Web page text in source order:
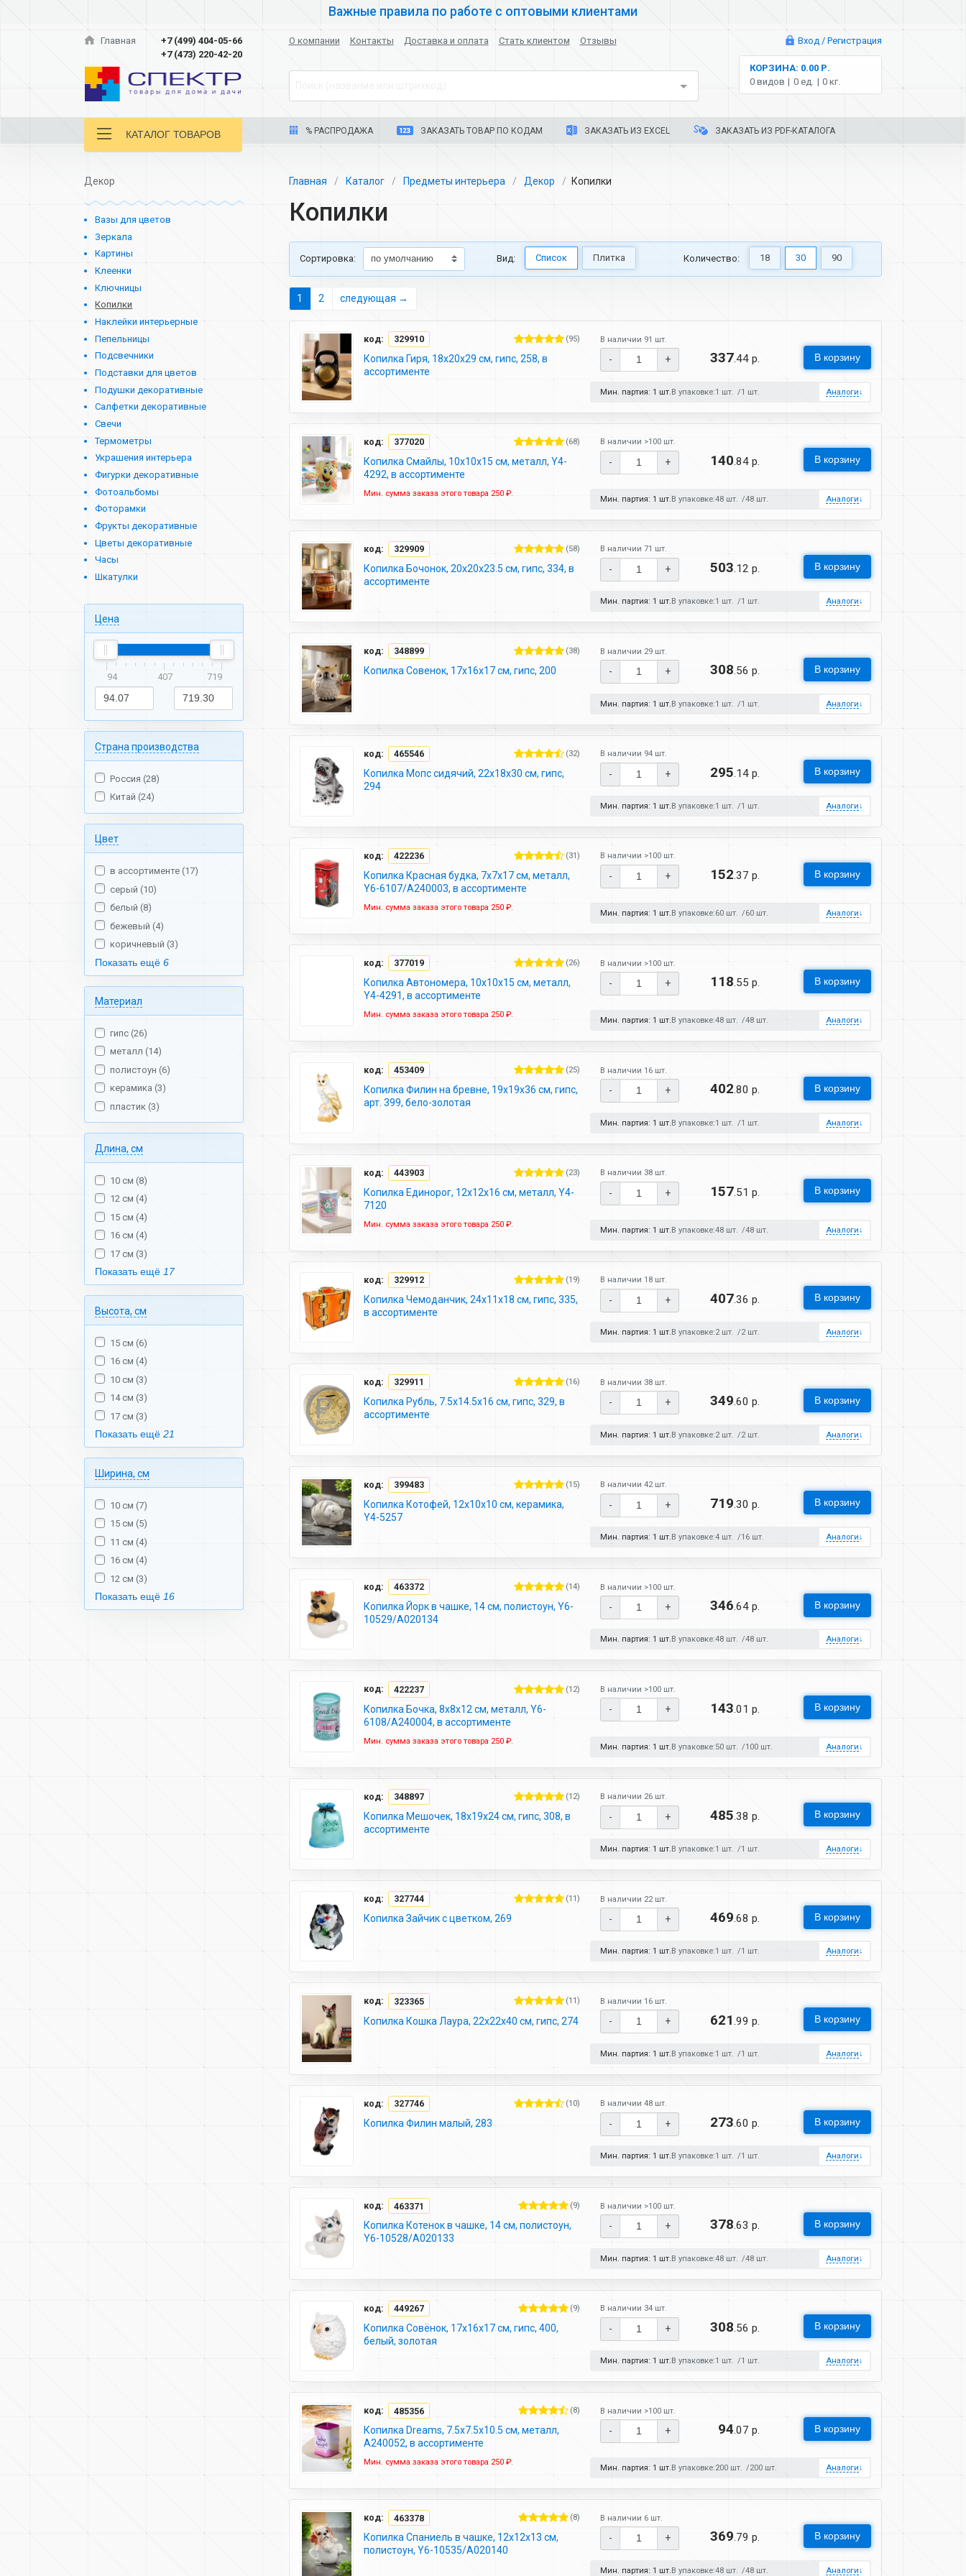
Важные правила по работе с оптовыми клиентами
Главная
+7 (499) 404-05-66
+7 (473) 220-42-20
О компании Контакты Доставка и оплата Стать клиентом Отзывы Вход / Регистрация
КОРЗИНА: 0.00 Р.
0 видов
0 ед. 0 кг.
КАТАЛОГ ТОВАРОВ % РАСПРОДАЖА ЗАКАЗАТЬ ТОВАР ПО КОДАМ ЗАКАЗАТЬ ИЗ EXCEL ЗАКАЗАТЬ ИЗ PDF-КАТАЛОГА
Декор
Вазы для цветов
Зеркала
Картины
Клеенки
Ключницы
Копилки
Наклейки интерьерные
Пепельницы
Подсвечники
Подставки для цветов
Подушки декоративные
Салфетки декоративные
Свечи
Термометры
Украшения интерьера
Фигурки декоративные
Фотоальбомы
Фоторамки
Фрукты декоративные
Цветы декоративные
Часы
Шкатулки
Цена
94 407 719
Страна производства
Россия (28)
Китай (24)
Цвет
в ассортименте (17)
серый (10)
белый (8)
бежевый (4)
коричневый (3)
Показать ещё 6
Материал
гипс (26)
металл (14)
полистоун (6)
керамика (3)
пластик (3)
Длина, см
10 см (8)
12 см (4)
15 см (4)
16 см (4)
17 см (3)
Показать ещё 17
Высота, см
15 см (6)
16 см (4)
10 см (3)
14 см (3)
17 см (3)
Показать ещё 21
Ширина, см
10 см (7)
15 см (5)
11 см (4)
16 см (4)
12 см (3)
Показать ещё 16
Главная Каталог Предметы интерьера Декор Копилки
Копилки
Cортировка: Вид: Список Плитка Количество: 18 30 90
1 2 следующая →
код: 329910 (95)
Копилка Гиря, 18х20х29 см, гипс, 258, в
ассортименте
В наличии 91 шт.
- + 337.44 р. В корзину
Мин. партия: 1 шт. В упаковке:1 шт. 1 шт. Аналоги↓
код: 377020 (68)
Копилка Смайлы, 10х10х15 см, металл, Y4-
4292, в ассортименте
Мин. сумма заказа этого товара 250 ₽.
В наличии >100 шт.
- + 140.84 р. В корзину
Мин. партия: 1 шт.В упаковке:48 шт. 48 шт. Аналоги↓
код: 329909 (58)
Копилка Бочонок, 20х20х23.5 см, гипс, 334, в
ассортименте
В наличии 71 шт.
- + 503.12 р. В корзину
Мин. партия: 1 шт. В упаковке:1 шт. 1 шт. Аналоги↓
код: 348899 (38)
Копилка Совенок, 17х16х17 см, гипс, 200
В наличии 29 шт.
- + 308.56 р. В корзину
Мин. партия: 1 шт. В упаковке:1 шт. 1 шт. Аналоги↓
код: 465546 (32)
Копилка Мопс сидячий, 22х18х30 см, гипс,
294
В наличии 94 шт.
- + 295.14 р. В корзину
Мин. партия: 1 шт.В упаковке:1 шт. 1 шт. Аналоги↓
код: 422236 (31)
Копилка Красная будка, 7х7х17 см, металл,
Y6-6107/A240003, в ассортименте
Мин. сумма заказа этого товара 250 ₽.
В наличии >100 шт.
- + 152.37 р. В корзину
Мин. партия: 1 шт.В упаковке:60 шт. 60 шт. Аналоги↓
код: 377019 (26)
Копилка Автономера, 10х10х15 см, металл,
Y4-4291, в ассортименте
Мин. сумма заказа этого товара 250 ₽.
В наличии >100 шт.
- + 118.55 р. В корзину
Мин. партия: 1 шт. В упаковке:48 шт. 48 шт. Аналоги↓
код: 453409 (25)
Копилка Филин на бревне, 19х19х36 см, гипс,
арт. 399, бело-золотая
В наличии 16 шт.
- + 402.80 р. В корзину
Мин. партия: 1 шт. В упаковке:1 шт. 1 шт. Аналоги↓
код: 443903 (23)
Копилка Единорог, 12х12х16 см, металл, Y4-
7120
Мин. сумма заказа этого товара 250 ₽.
В наличии 38 шт.
- + 157.51 р. В корзину
Мин. партия: 1 шт.В упаковке:48 шт. 48 шт. Аналоги↓
код: 329912 (19)
Копилка Чемоданчик, 24х11х18 см, гипс, 335,
в ассортименте
В наличии 18 шт.
- + 407.36 р. В корзину
Мин. партия: 1 шт. В упаковке:2 шт. 2 шт. Аналоги↓
код: 329911 (16)
Копилка Рубль, 7.5х14.5х16 см, гипс, 329, в
ассортименте
В наличии 38 шт.
- + 349.60 р. В корзину
Мин. партия: 1 шт. В упаковке:2 шт. 2 шт. Аналоги↓
код: 399483 (15)
Копилка Котофей, 12х10х10 см, керамика,
Y4-5257
В наличии 42 шт.
- + 719.30 р. В корзину
Мин. партия: 1 шт.В упаковке:4 шт. 16 шт. Аналоги↓
код: 463372 (14)
Копилка Йорк в чашке, 14 см, полистоун, Y6-
10529/A020134
В наличии >100 шт.
- + 346.64 р. В корзину
Мин. партия: 1 шт. В упаковке:48 шт. 48 шт. Аналоги↓
код: 422237 (12)
Копилка Бочка, 8х8х12 см, металл, Y6-
6108/A240004, в ассортименте
Мин. сумма заказа этого товара 250 ₽.
В наличии >100 шт.
- + 143 .01 р. В корзину
Мин. партия: 1 шт. В упаковке:50 шт. 100 шт. Аналоги↓
код: 348897 (12)
Копилка Мешочек, 18х19х24 см, гипс, 308, в
ассортименте
В наличии 26 шт.
- + 485.38 р. В корзину
Мин. партия: 1 шт.В упаковке:1 шт. 1 шт. Аналоги↓
код: 327744 (11)
Копилка Зайчик с цветком, 269
В наличии 22 шт.
- + 469.68 р. В корзину
Мин. партия: 1 шт. В упаковке:1 шт. 1 шт. Аналоги↓
код: 323365 (11)
Копилка Кошка Лаура, 22х22х40 см, гипс, 274
В наличии 16 шт.
- + 621 .99 р. В корзину
Мин. партия: 1 шт.В упаковке:1 шт. 1 шт. Аналоги↓
код: 327746 (10)
Копилка Филин малый, 283
В наличии 48 шт.
- + 273.60 р. В корзину
Мин. партия: 1 шт. В упаковке:1 шт. 1 шт. Аналоги↓
код: 463371 (9)
Копилка Котенок в чашке, 14 см, полистоун,
Y6-10528/A020133
В наличии >100 шт.
- + 378.63 р. В корзину
Мин. партия: 1 шт.В упаковке:48 шт. 48 шт. Аналоги↓
код: 449267 (9)
Копилка Совёнок, 17х16х17 см, гипс, 400,
белый, золотая
В наличии 34 шт.
- + 308.56 р. В корзину
Мин. партия: 1 шт. В упаковке:1 шт. 1 шт. Аналоги↓
код: 485356 (8)
Копилка Dreams, 7.5х7.5х10.5 см, металл,
A240052, в ассортименте
Мин. сумма заказа этого товара 250 ₽.
В наличии >100 шт.
- + 94.07 р. В корзину
Мин. партия: 1 шт. В упаковке:200 шт. 200 шт. Аналоги↓
код: 463378 (8)
Копилка Спаниель в чашке, 12х12х13 см,
полистоун, Y6-10535/A020140
В наличии 6 шт.
- + 369.79 р. В корзину
Мин. партия: 1 шт.В упаковке:48 шт. 48 шт. Аналоги↓